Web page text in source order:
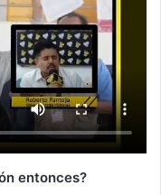
entonces?